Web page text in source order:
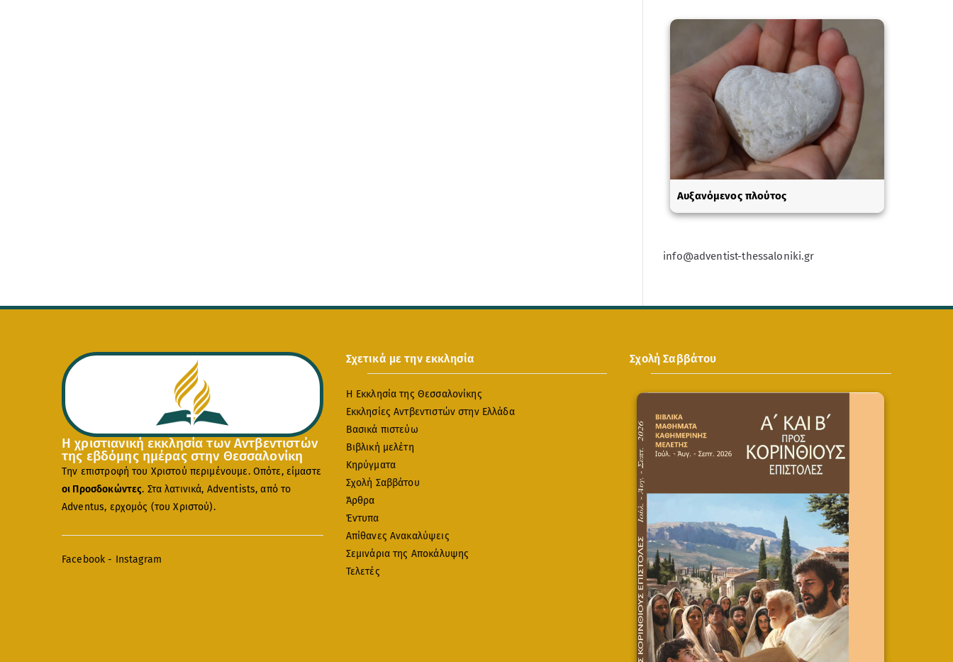
Αυξανόμενος πλούτος
info@adventist-thessaloniki.gr
Η χριστιανική εκκλησία των Αντβεντιστών
της εβδόμης ημέρας στην Θεσσαλονίκη
Την επιστροφή του Χριστού περιμένουμε. Οπότε, είμαστε
οι Προσδοκώντες. Στα λατινικά, Adventists, από το
Adventus, ερχομός (του Χριστού).
Facebook - Instagram
Σχετικά με την εκκλησία
Η Εκκλησία της Θεσσαλονίκης
Εκκλησίες Αντβεντιστών στην Ελλάδα
Βασικά πιστεύω
Βιβλική μελέτη
Κηρύγματα
Σχολή Σαββάτου
Άρθρα
Έντυπα
Απίθανες Ανακαλύψεις
Σεμινάρια της Αποκάλυψης
Τελετές
Σχολή Σαββάτου